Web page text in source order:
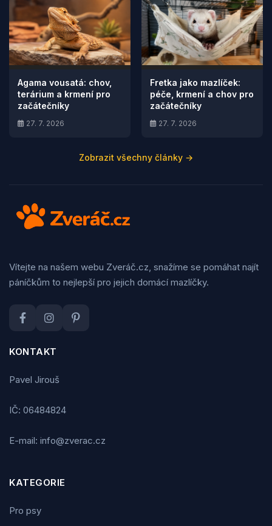
Agama vousatá: chov,
terárium a krmení pro
začátečníky
27. 7. 2026
Fretka jako mazlíček:
péče, krmení a chov pro
začátečníky
27. 7. 2026
Zobrazit všechny články →
Vítejte na našem webu Zveráč.cz, snažíme se pomáhat najít
páníčkům to nejlepší pro jejich domácí mazlíčky.
KONTAKT
Pavel Jirouš
IČ: 06484824
E-mail: info@zverac.cz
KATEGORIE
Pro psy